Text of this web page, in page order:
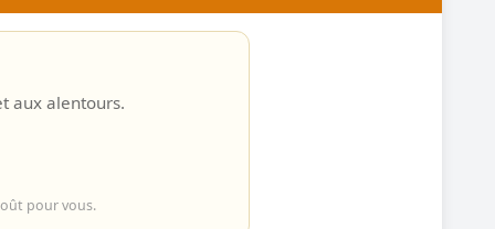
aux alentours.
pour vous.